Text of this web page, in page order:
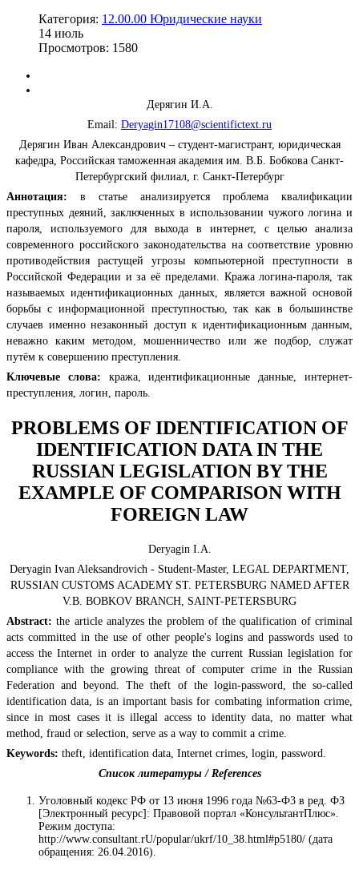
Категория: 12.00.00 Юридические науки
14 июль
Просмотров: 1580
Дерягин И.А.
Email: Deryagin17108@scientifictext.ru
Дерягин Иван Александрович – студент-магистрант, юридическая
кафедра, Российская таможенная академия им. В.Б. Бобкова Санкт-
Петербургский филиал, г. Санкт-Петербург
Аннотация: в статье анализируется проблема квалификации
преступных деяний, заключенных в использовании чужого логина и
пароля, используемого для выхода в интернет, с целью анализа
современного российского законодательства на соответствие уровню
противодействия растущей угрозы компьютерной преступности в
Российской Федерации и за её пределами. Кража логина-пароля, так
называемых идентификационных данных, является важной основой
борьбы с информационной преступностью, так как в большинстве
случаев именно незаконный доступ к идентификационным данным,
неважно каким методом, мошенничество или же подбор, служат
путём к совершению преступления.
Ключевые слова: кража, идентификационные данные, интернет-
преступления, логин, пароль.
PROBLEMS OF IDENTIFICATION OF
IDENTIFICATION DATA IN THE
RUSSIAN LEGISLATION BY THE
EXAMPLE OF COMPARISON WITH
FOREIGN LAW
Deryagin I.A.
Deryagin Ivan Aleksandrovich - Student-Master, LEGAL DEPARTMENT,
RUSSIAN CUSTOMS ACADEMY ST. PETERSBURG NAMED AFTER
V.B. BOBKOV BRANCH, SAINT-PETERSBURG
Abstract: the article analyzes the problem of the qualification of criminal
acts committed in the use of other people's logins and passwords used to
access the Internet in order to analyze the current Russian legislation for
compliance with the growing threat of computer crime in the Russian
Federation and beyond. The theft of the login-password, the so-called
identification data, is an important basis for combating information crime,
since in most cases it is illegal access to identity data, no matter what
method, fraud or selection, serve as a way to commit a crime.
Keywords: theft, identification data, Internet crimes, login, password.
Список литературы / References
Уголовный кодекс РФ от 13 июня 1996 года №63-Ф3 в ред. ФЗ
[Электронный ресурс]: Правовой портал «КонсультантПлюс».
Режим доступа:
http://www.consultant.rU/popular/ukrf/10_38.html#p5180/ (дата
обращения: 26.04.2016).